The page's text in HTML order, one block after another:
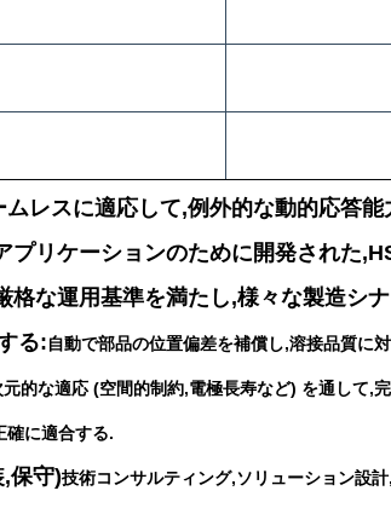
レスに適応して,例外的な動的応答
リケーションのために開発された
な運用基準を満たし,様々な製造シ
る:自動で部品の位置偏差を補償し,溶接品質に
元的な適応 (空間的制約,電極長寿など) を通して,
確に適合する.
保守)技術コンサルティング,ソリューション設